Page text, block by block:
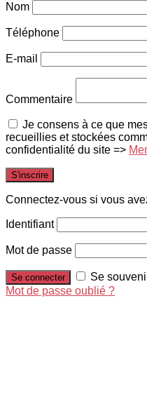
Nom
Téléphone
E-mail
Commentaire
Je consens à ce que
recueillies et stockées
confidentialité du site =>
Connectez-vous si vous
Identifiant
Mot de passe
Se
Mot de passe oublié ?